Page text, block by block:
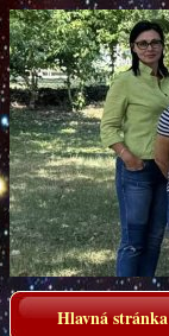
Hlavná stránka